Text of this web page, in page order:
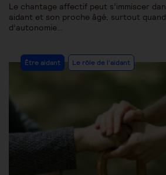
Le chantage affectif peut s’immiscer
aidant et son proche âgé, surtout
d’autonomie…
Être aidant Le rôle de l'aidant